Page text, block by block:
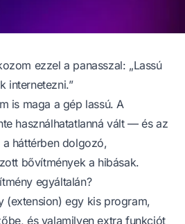
ezzel a panasszal: „Lassú
internetezni.”
is maga a gép lassú. A
használhatatlanná vált — és az
háttérben dolgozó,
bővítmények a hibásak.
egyáltalán?
(extension) egy kis program,
és valamilyen extra funkciót